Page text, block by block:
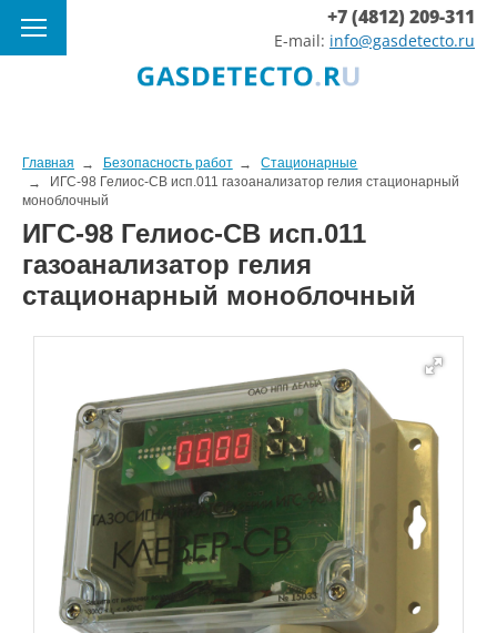
+7 (4812) 209-311
E-mail: info@gasdetecto.ru
Главная Безопасность работ
Стационарные
ИГС-98 Гелиос-СВ исп.011 газоанализатор гелия стационарный
моноблочный
ИГС-98 Гелиос-СВ исп.011
газоанализатор гелия
стационарный моноблочный